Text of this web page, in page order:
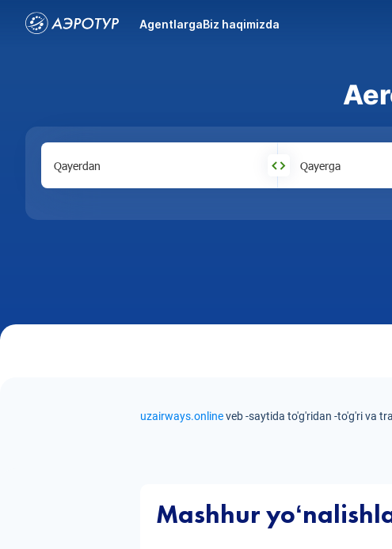
AgentlargaBiz haqimizda
Qayerdan Qayerga
uzairways.onlineveb -saytida to'g'ridan -to'g'ri va
Mashhur